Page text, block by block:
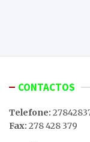
CONTACTOS
Telefone:
Fax: 278 428 379